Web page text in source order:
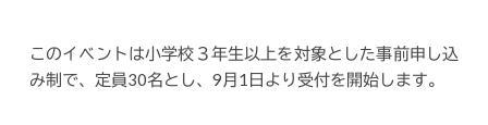
このイベントは小学校３年生以上を対象とした事前申し込
み制で、定員30名とし、9月1日より受付を開始します。